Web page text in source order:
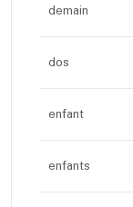
demain
dos
enfant
enfants